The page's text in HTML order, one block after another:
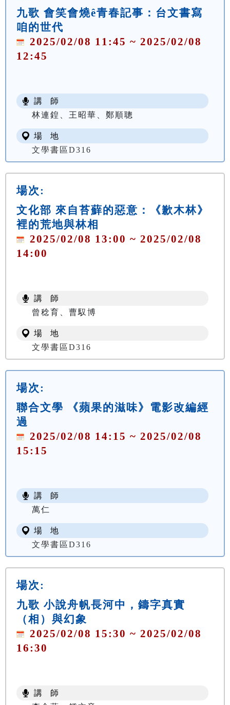
九歌 會笑會燒ê青春記事：台文書寫
咱的世代
2025/02/08 11:45 ~ 2025/02/08
12:45
講 師
林連鍠、王昭華、鄭順聰
場 地
文學書區D316
場次:
文化部 來自苔蘚的惡意：《歉木林》
裡的荒地與林相
2025/02/08 13:00 ~ 2025/02/08
14:00
講 師
曾稔育、曹馭博
場 地
文學書區D316
場次:
聯合文學 《蘋果的滋味》電影改編經
過
2025/02/08 14:15 ~ 2025/02/08
15:15
講 師
萬仁
場 地
文學書區D316
場次:
九歌 小說舟帆長河中，鑄字真實
（相）與幻象
2025/02/08 15:30 ~ 2025/02/08
16:30
講 師